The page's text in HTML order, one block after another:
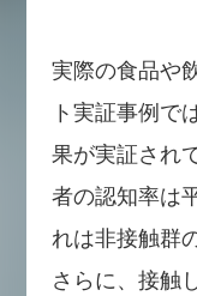
実際の食品や
ト実証事例で
果が実証され
者の認知率は
れは非接触群
さらに、接触